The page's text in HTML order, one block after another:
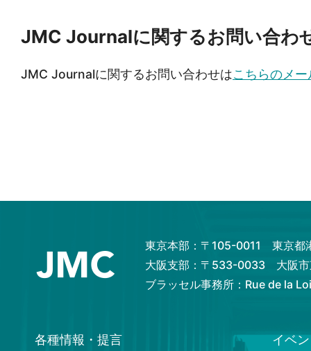
JMC Journalに関するお問い合わ
JMC Journalに関するお問い合わせはこちらのメ
東京本部：〒105-0011 東京都
大阪支部：〒533-0033 大阪市
ブラッセル事務所：Rue de la
各種情報・提言 イベ